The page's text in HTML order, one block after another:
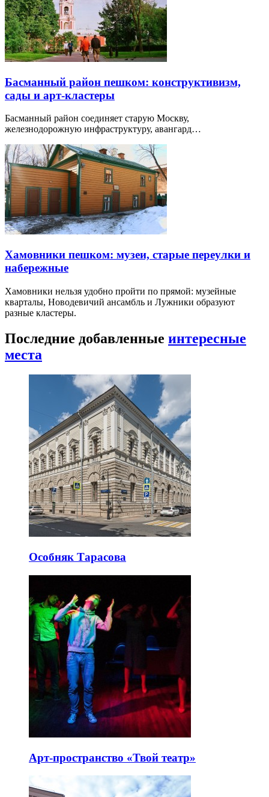
Басманный район пешком: конструктивизм,
сады и арт-кластеры
Басманный район соединяет старую Москву,
железнодорожную инфраструктуру, авангард…
Хамовники пешком: музеи, старые переулки и
набережные
Хамовники нельзя удобно пройти по прямой: музейные
кварталы, Новодевичий ансамбль и Лужники образуют
разные кластеры.
Последние добавленные интересные
места
Особняк Тарасова
Арт-пространство «Твой театр»